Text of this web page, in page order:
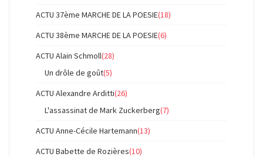
ACTU 37ème MARCHE DE LA POESIE(18)
ACTU 38ème MARCHE DE LA POESIE(6)
ACTU Alain Schmoll(28)
Un drôle de goût(5)
ACTU Alexandre Arditti(26)
L'assassinat de Mark Zuckerberg(7)
ACTU Anne-Cécile Hartemann(13)
ACTU Babette de Rozières(10)